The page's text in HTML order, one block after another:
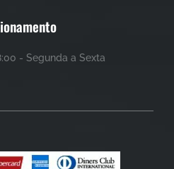
- Segunda a Sexta